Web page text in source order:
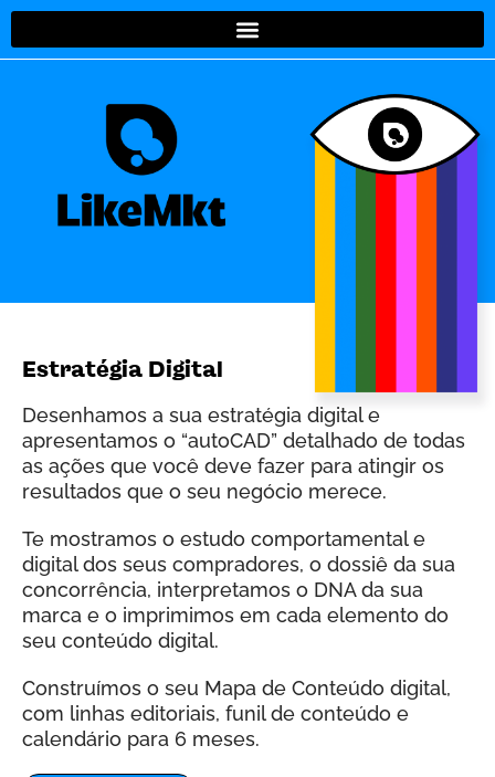
Estratégia Digital
Desenhamos a sua estratégia digital e
apresentamos o “autoCAD” detalhado de todas
as ações que você deve fazer para atingir os
resultados que o seu negócio merece.
Te mostramos o estudo comportamental e
digital dos seus compradores, o dossiê da sua
concorrência, interpretamos o DNA da sua
marca e o imprimimos em cada elemento do
seu conteúdo digital.
Construímos o seu Mapa de Conteúdo digital,
com linhas editoriais, funil de conteúdo e
calendário para 6 meses.